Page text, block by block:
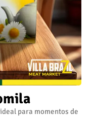
para momentos de